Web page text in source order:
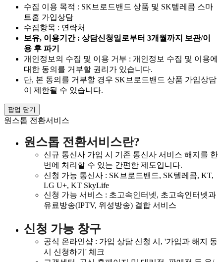
수집 이용 목적 : SK브로드밴드 상품 및 SK텔레콤 스마
트홈 가입상담
수집항목 : 연락처
보유, 이용기간 : 상담신청일로부터 3개월까지 보관/이
용 후 파기
개인정보의 수집 및 이용 거부 : 개인정보 수집 및 이용에
대한 동의를 거부할 권리가 있습니다.
단, 본 동의를 거부할 경우 SK브로드밴드 상품 가입상담
이 제한될 수 있습니다.
팝업 닫기
원스톱 전환서비스
원스톱 전환서비스란?
신규 통신사 가입 시 기존 통신사 서비스 해지를 한
번에 처리할 수 있는 간편한 제도입니다.
신청 가능 통신사 : SK브로드밴드, SK텔레콤, KT,
LG U+, KT SkyLife
신청 가능 서비스 : 초고속인터넷, 초고속인터넷과
유료방송(IPTV, 위성방송) 결합 서비스
신청 가능 창구
공식 온라인샵 : 가입 상담 신청 시, '가입과 해지 동
시 신청하기' 체크